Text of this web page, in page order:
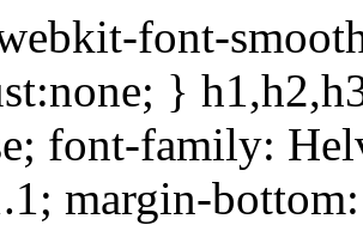
font-
}
font-family:
margin-